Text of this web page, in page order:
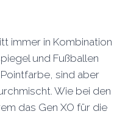
immer in Kombination
und Fußballen
sind aber
Wie bei den
das Gen XO für die